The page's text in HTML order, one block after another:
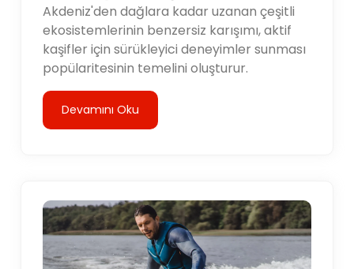
Akdeniz'den dağlara kadar uzanan çeşitli
ekosistemlerinin benzersiz karışımı, aktif
kaşifler için sürükleyici deneyimler sunması
popülaritesinin temelini oluşturur.
Devamını Oku